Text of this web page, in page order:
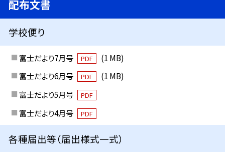
配布文書
学校便り
富士だより7月号 PDF
(1 MB)
富士だより6月号
PDF
(1 MB)
富士だより5月号
PDF
富士だより4月号 PDF
各種届出等（届出様式一式）